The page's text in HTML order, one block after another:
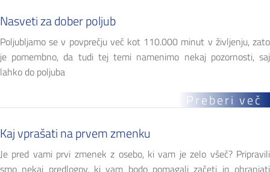
Nasveti za dober poljub
Poljubljamo se v povprečju več kot 110.000 minut v življenju, zato
je pomembno, da tudi tej temi namenimo nekaj pozornosti, saj
lahko do poljuba
Preberi več
Kaj vprašati na prvem zmenku
Je pred vami prvi zmenek z osebo, ki vam je zelo všeč? Pripravili